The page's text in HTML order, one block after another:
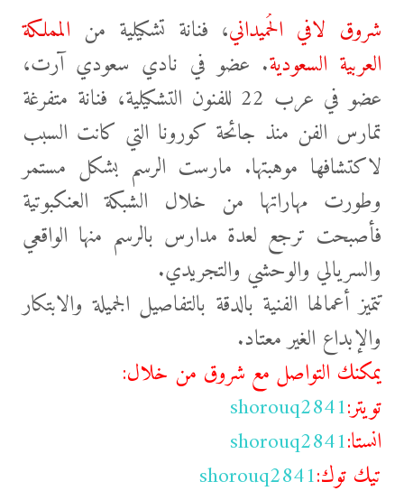
شروق لافي الحُميداني، فنانة تشكيلية من المملكة
العربية السعودية. عضو في نادي سعودي آرت،
عضو في عرب 22 للفنون التشكيلية، فنانة متفرغة
تمارس الفن منذ جائحة كورونا التي كانت السبب
لاكتشافها موهبتها. مارست الرسم بشكل مستمر
وطورت مهاراتها من خلال الشبكة العنكبوتية
فأصبحت ترجع لعدة مدارس بالرسم منها الواقعي
والسريالي والوحشي والتجريدي.
تتميز أعمالها الفنية بالدقة بالتفاصيل الجميلة والابتكار
والإبداع الغير معتاد.
يمكنك التواصل مع شروق من خلال:
تويتر:shorouq2841
انستا:shorouq2841
تيك توك:shorouq2841